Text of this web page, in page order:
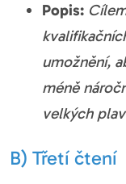
Popis:
umožnění,
méně
velkých
B) Třetí čtení